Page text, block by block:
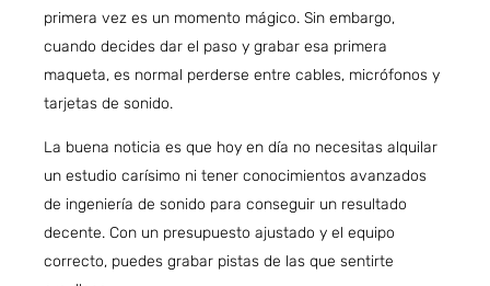
primera vez es un momento mágico. Sin embargo,
cuando decides dar el paso y grabar esa primera
maqueta, es normal perderse entre cables, micrófonos y
tarjetas de sonido.
La buena noticia es que hoy en día no necesitas alquilar
un estudio carísimo ni tener conocimientos avanzados
de ingeniería de sonido para conseguir un resultado
decente. Con un presupuesto ajustado y el equipo
correcto, puedes grabar pistas de las que sentirte